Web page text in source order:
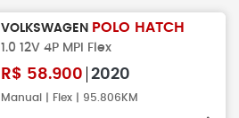
VOLKSWAGEN POLO HATCH
1.0 12V 4P MPI Flex
R$ 58.900 2020
Manual | Flex | 95.806KM